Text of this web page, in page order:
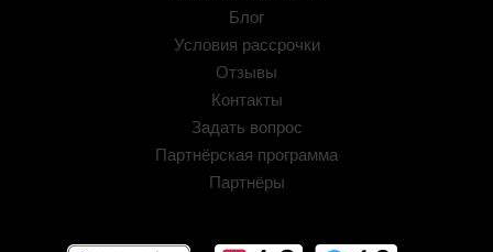
Блог
Условия рассрочки
Отзывы
Контакты
Задать вопрос
Партнёрская программа
Партнёры